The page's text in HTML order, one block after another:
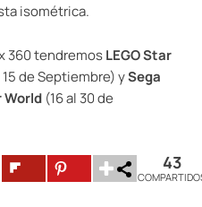
isométrica.
360 tendremosLEGO Star
15 de Septiembre) ySega
(16 al 30 de
43